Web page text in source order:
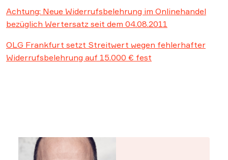
Achtung: Neue Widerrufsbelehrung im Onlinehandel
bezüglich Wertersatz seit dem 04.08.2011
OLG Frankfurt setzt Streitwert wegen fehlerhafter
Widerrufsbelehrung auf 15.000 € fest